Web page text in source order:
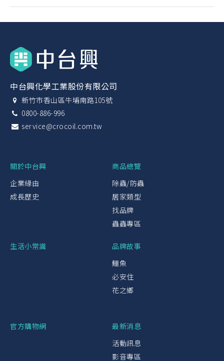
中台興化學工業股份有限公司
新竹市香山區牛埔南路105號
0800-886-996
service@crocoil.com.tw
關於中台興
企業緣由
成長歷史
商品總覽
除蟲/防蟲
居家類型
找品牌
蟲蟲專區
生活小常識
品牌故事
鱷魚
必安住
花之鄉
官方購物網
最新消息
活動訊息
影音專區